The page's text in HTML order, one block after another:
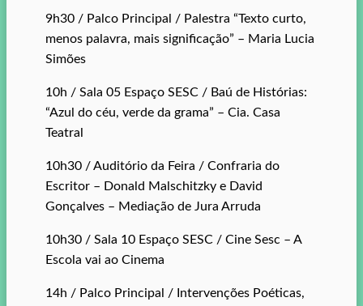
9h30 / Palco Principal / Palestra “Texto curto,
menos palavra, mais significação” – Maria Lucia
Simões
10h / Sala 05 Espaço SESC / Baú de Histórias:
“Azul do céu, verde da grama” – Cia. Casa
Teatral
10h30 / Auditório da Feira / Confraria do
Escritor – Donald Malschitzky e David
Gonçalves – Mediação de Jura Arruda
10h30 / Sala 10 Espaço SESC / Cine Sesc – A
Escola vai ao Cinema
14h / Palco Principal / Intervenções Poéticas,